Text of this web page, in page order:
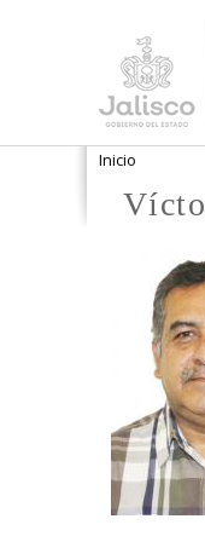
Se encuentra
Inicio